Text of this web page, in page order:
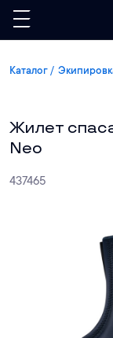
Каталог
Жилет
Neo
437465